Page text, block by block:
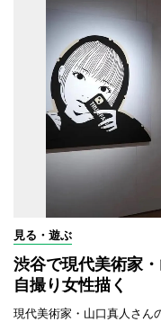
見る・遊ぶ
渋谷で現代美術家
自撮り女性描く
現代美術家・山口真人さん